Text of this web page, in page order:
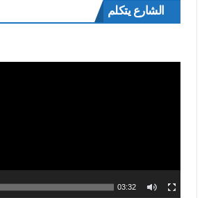
الشارع يتكلممشغل
الفيديو
03:32